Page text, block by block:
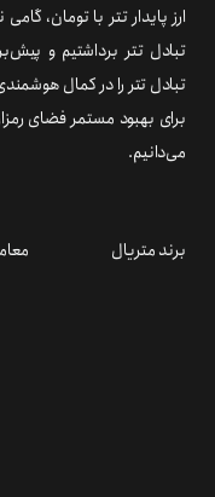
ارز پایدار تتر با تومان،
تبادل تتر برداشتیم و
تبادل تتر را در کمال
برای بهبود مستمر فضای
می‌دانیم.
برند متریال